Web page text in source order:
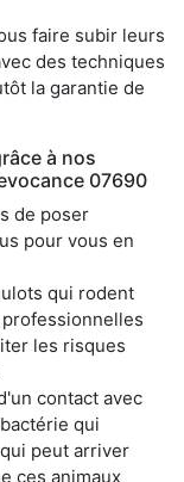
faire subir leurs
des techniques
la garantie de
à nos
07690
de poser
pour vous en
qui rodent
les risques
contact avec
qui
peut arriver
ces animaux